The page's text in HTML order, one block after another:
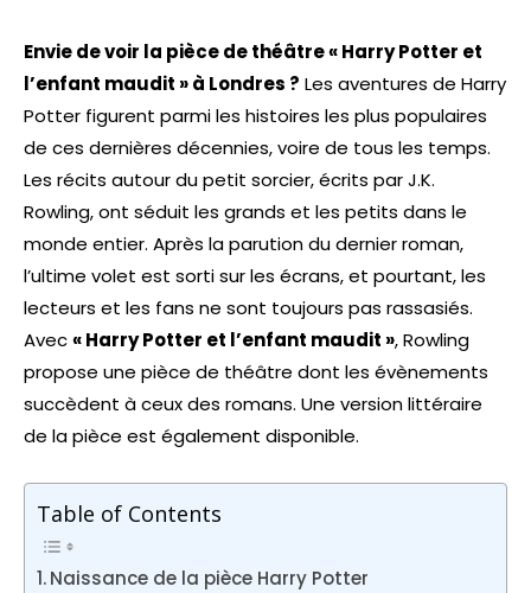
Envie de voir la pièce de théâtre « Harry Potter et
l’enfant maudit » à Londres ? Les aventures de Harry
Potter figurent parmi les histoires les plus populaires
de ces dernières décennies, voire de tous les temps.
Les récits autour du petit sorcier, écrits par J.K.
Rowling, ont séduit les grands et les petits dans le
monde entier. Après la parution du dernier roman,
l’ultime volet est sorti sur les écrans, et pourtant, les
lecteurs et les fans ne sont toujours pas rassasiés.
Avec« Harry Potter et l’enfant maudit », Rowling
propose une pièce de théâtre dont les évènements
succèdent à ceux des romans. Une version littéraire
de la pièce est également disponible.
Table of Contents
Naissance de la pièce Harry Potter